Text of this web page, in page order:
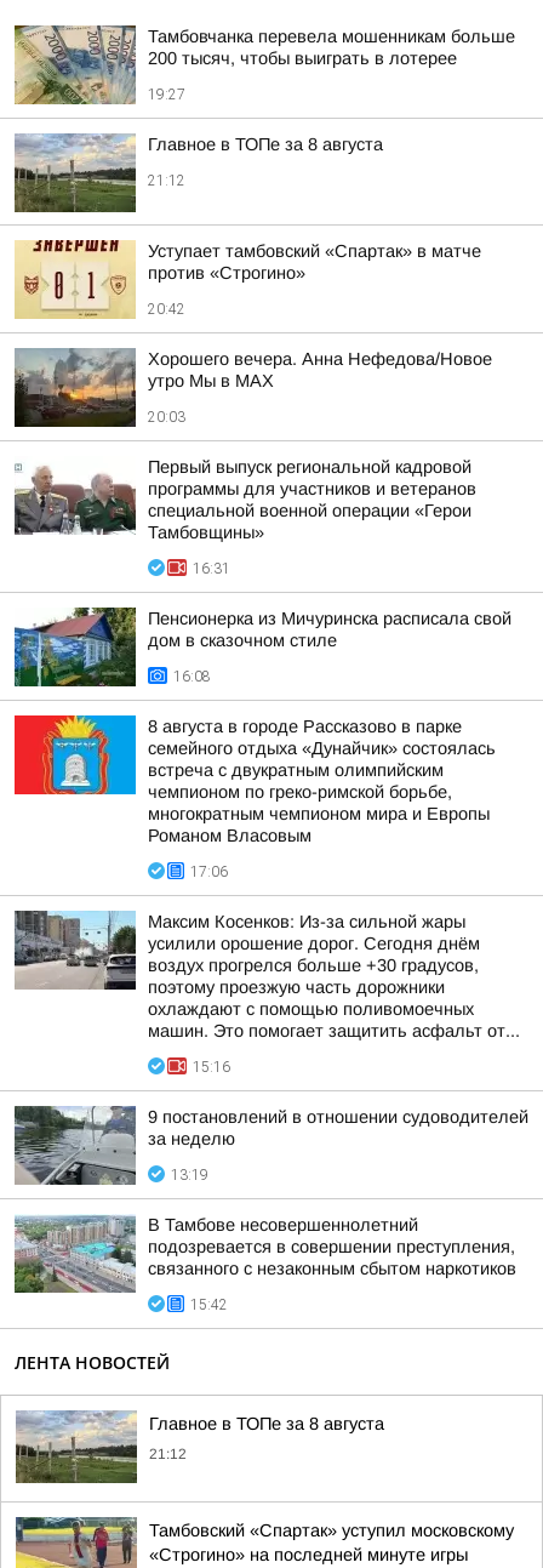
Тамбовчанка перевела мошенникам больше
200 тысяч, чтобы выиграть в лотерее
19:27
Главное в ТОПе за 8 августа
21:12
Уступает тамбовский «Спартак» в матче
против «Строгино»
20:42
Хорошего вечера. Анна Нефедова/Новое
утро Мы в MAX
20:03
Первый выпуск региональной кадровой
программы для участников и ветеранов
специальной военной операции «Герои
Тамбовщины»
16:31
Пенсионерка из Мичуринска расписала свой
дом в сказочном стиле
16:08
8 августа в городе Рассказово в парке
семейного отдыха «Дунайчик» состоялась
встреча с двукратным олимпийским
чемпионом по греко-римской борьбе,
многократным чемпионом мира и Европы
Романом Власовым
17:06
Максим Косенков: Из-за сильной жары
усилили орошение дорог. Сегодня днём
воздух прогрелся больше +30 градусов,
поэтому проезжую часть дорожники
охлаждают с помощью поливомоечных
машин. Это помогает защитить асфальт от...
15:16
9 постановлений в отношении судоводителей
за неделю
13:19
В Тамбове несовершеннолетний
подозревается в совершении преступления,
связанного с незаконным сбытом наркотиков
15:42
ЛЕНТА НОВОСТЕЙ
Главное в ТОПе за 8 августа
21:12
Тамбовский «Спартак» уступил московскому
«Строгино» на последней минуте игры